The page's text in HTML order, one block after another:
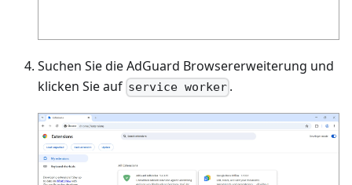
Suchen Sie die AdGuard Browsererweiterung und
klicken Sie auf service worker .